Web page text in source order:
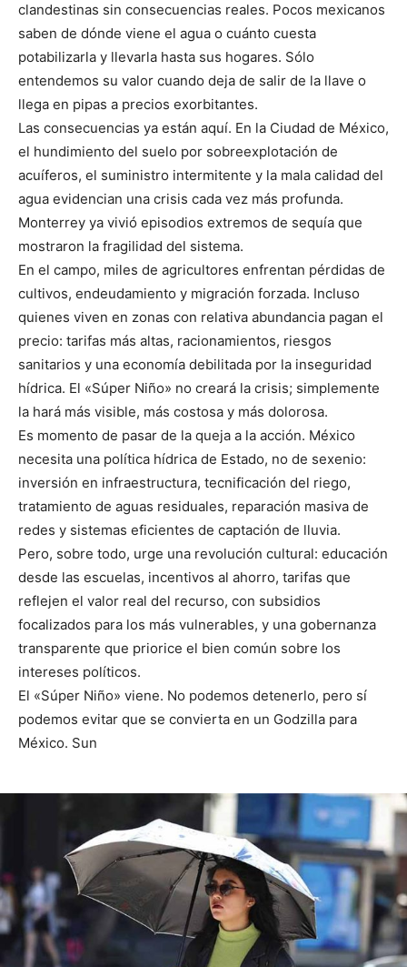
clandestinas sin consecuencias reales. Pocos mexicanos
saben de dónde viene el agua o cuánto cuesta
potabilizarla y llevarla hasta sus hogares. Sólo
entendemos su valor cuando deja de salir de la llave o
llega en pipas a precios exorbitantes.
Las consecuencias ya están aquí. En la Ciudad de México,
el hundimiento del suelo por sobreexplotación de
acuíferos, el suministro intermitente y la mala calidad del
agua evidencian una crisis cada vez más profunda.
Monterrey ya vivió episodios extremos de sequía que
mostraron la fragilidad del sistema.
En el campo, miles de agricultores enfrentan pérdidas de
cultivos, endeudamiento y migración forzada. Incluso
quienes viven en zonas con relativa abundancia pagan el
precio: tarifas más altas, racionamientos, riesgos
sanitarios y una economía debilitada por la inseguridad
hídrica. El «Súper Niño» no creará la crisis; simplemente
la hará más visible, más costosa y más dolorosa.
Es momento de pasar de la queja a la acción. México
necesita una política hídrica de Estado, no de sexenio:
inversión en infraestructura, tecnificación del riego,
tratamiento de aguas residuales, reparación masiva de
redes y sistemas eficientes de captación de lluvia.
Pero, sobre todo, urge una revolución cultural: educación
desde las escuelas, incentivos al ahorro, tarifas que
reflejen el valor real del recurso, con subsidios
focalizados para los más vulnerables, y una gobernanza
transparente que priorice el bien común sobre los
intereses políticos.
El «Súper Niño» viene. No podemos detenerlo, pero sí
podemos evitar que se convierta en un Godzilla para
México. Sun